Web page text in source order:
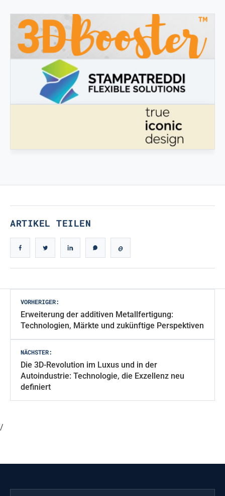
3DBOOSTER
3DBooster - Innovative Produkte für den 3D-Druck
ARTIKEL TEILEN
Beitragsnavigation
VORHERIGER:
Erweiterung der additiven Metallfertigung:
Technologien, Märkte und zukünftige Perspektiven
NÄCHSTER:
Die 3D-Revolution im Luxus und in der
Autoindustrie: Technologie, die Exzellenz neu
definiert
/